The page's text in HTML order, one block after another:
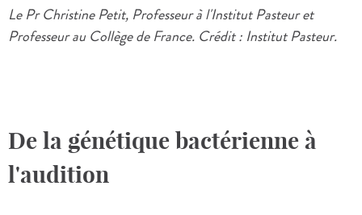
Le Pr Christine Petit, Professeur à l'Institut Pasteur et
Professeur au Collège de France. Crédit : Institut Pasteur.
De la génétique bactérienne à
l'audition